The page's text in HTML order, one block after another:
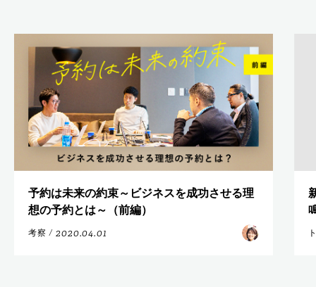
予約は未来の約束～ビジネスを成功させる理
想の予約とは～（前編）
考察 / 2020.04.01